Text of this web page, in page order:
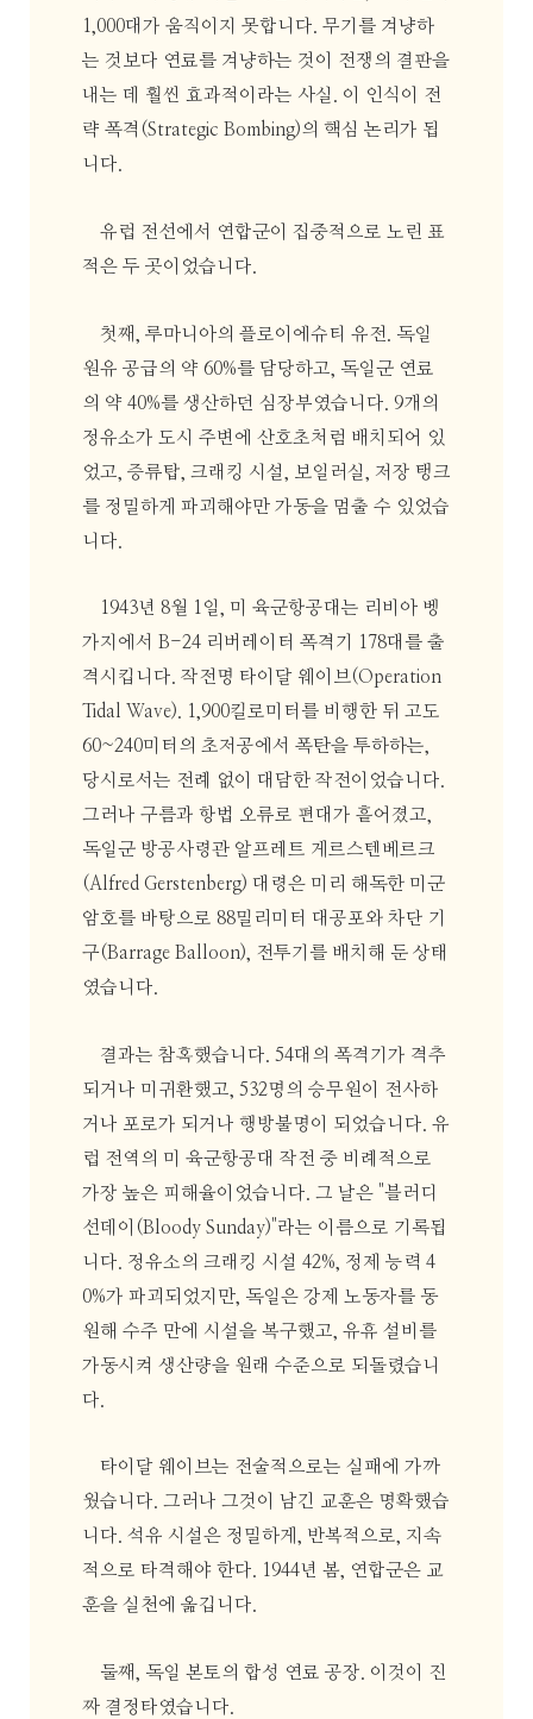
1,000대가 움직이지 못합니다. 무기를 겨냥하
는 것보다 연료를 겨냥하는 것이 전쟁의 결판을
내는 데 훨씬 효과적이라는 사실. 이 인식이 전
략 폭격(Strategic Bombing)의 핵심 논리가 됩
니다.
유럽 전선에서 연합군이 집중적으로 노린 표
적은 두 곳이었습니다.
첫째, 루마니아의 플로이에슈티 유전. 독일
원유 공급의 약 60%를 담당하고, 독일군 연료
의 약 40%를 생산하던 심장부였습니다. 9개의
정유소가 도시 주변에 산호초처럼 배치되어 있
었고, 증류탑, 크래킹 시설, 보일러실, 저장 탱크
를 정밀하게 파괴해야만 가동을 멈출 수 있었습
니다.
1943년 8월 1일, 미 육군항공대는 리비아 벵
가지에서 B-24 리버레이터 폭격기 178대를 출
격시킵니다. 작전명 타이달 웨이브(Operation
Tidal Wave). 1,900킬로미터를 비행한 뒤 고도
60~240미터의 초저공에서 폭탄을 투하하는,
당시로서는 전례 없이 대담한 작전이었습니다.
그러나 구름과 항법 오류로 편대가 흩어졌고,
독일군 방공사령관 알프레트 게르스텐베르크
(Alfred Gerstenberg) 대령은 미리 해독한 미군
암호를 바탕으로 88밀리미터 대공포와 차단 기
구(Barrage Balloon), 전투기를 배치해 둔 상태
였습니다.
결과는 참혹했습니다. 54대의 폭격기가 격추
되거나 미귀환했고, 532명의 승무원이 전사하
거나 포로가 되거나 행방불명이 되었습니다. 유
럽 전역의 미 육군항공대 작전 중 비례적으로
가장 높은 피해율이었습니다. 그 날은 "블러디
선데이(Bloody Sunday)"라는 이름으로 기록됩
니다. 정유소의 크래킹 시설 42%, 정제 능력 4
0%가 파괴되었지만, 독일은 강제 노동자를 동
원해 수주 만에 시설을 복구했고, 유휴 설비를
가동시켜 생산량을 원래 수준으로 되돌렸습니
다.
타이달 웨이브는 전술적으로는 실패에 가까
웠습니다. 그러나 그것이 남긴 교훈은 명확했습
니다. 석유 시설은 정밀하게, 반복적으로, 지속
적으로 타격해야 한다. 1944년 봄, 연합군은 교
훈을 실천에 옮깁니다.
둘째, 독일 본토의 합성 연료 공장. 이것이 진
짜 결정타였습니다.